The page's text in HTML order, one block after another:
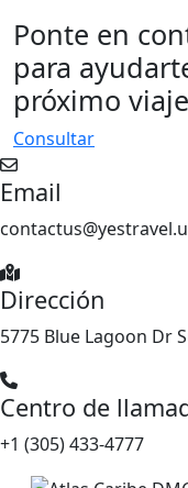
Ponte en
para
próximo viaje
Consultar
Email
Dirección
5775 Blue Lagoon Dr
Centro de
+1 (305) 433-4777